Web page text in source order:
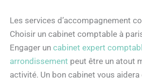
Les services d’accompagnement
Choisir un cabinet comptable à
Engager un cabinet expert
arrondissement peut être un atout
activité. Un bon cabinet vous